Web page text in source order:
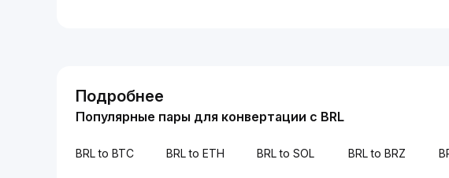
Подробнее
Популярные пары для конвертации с BRL
BRL to BTC BRL to ETH BRL to SOL BRL to BRZ